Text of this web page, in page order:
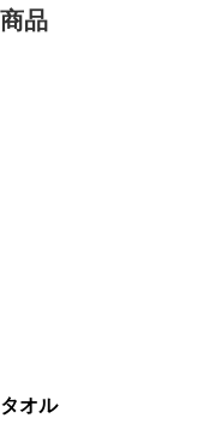
良いです。デザインもシンプ
てもへたりにくく、長持ち
品
オル